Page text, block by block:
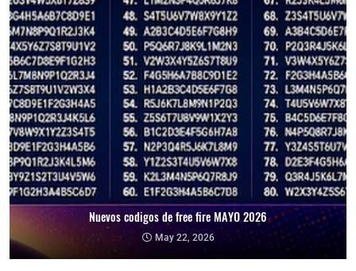
Nuevos codigos de free fire MAYO 2026
May 22, 2026